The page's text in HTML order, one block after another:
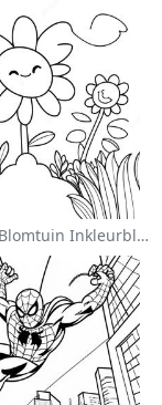
Kleurvolle Blomtuin Inkleurblad